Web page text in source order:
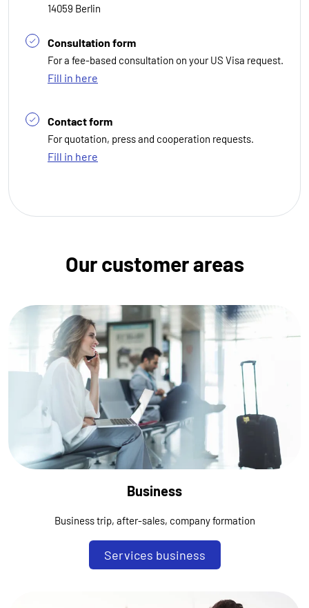
14059 Berlin
Consultation form
For a fee-based consultation on your US Visa request.
Fill in here
Contact form
For quotation, press and cooperation requests.
Fill in here
Our customer areas
Business
Business trip, after-sales, company formation
Services business